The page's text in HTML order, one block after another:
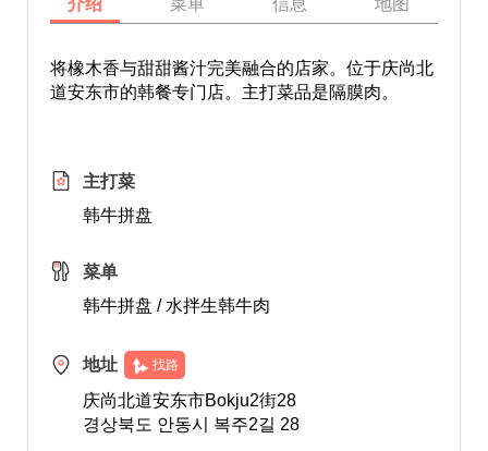
介绍 菜单 信息 地图
将橡木香与甜甜酱汁完美融合的店家。位于庆尚北
道安东市的韩餐专门店。主打菜品是隔膜肉。
主打菜
韩牛拼盘
菜单
韩牛拼盘 / 水拌生韩牛肉
地址 找路
庆尚北道安东市Bokju2街28
경상북도 안동시 복주2길 28